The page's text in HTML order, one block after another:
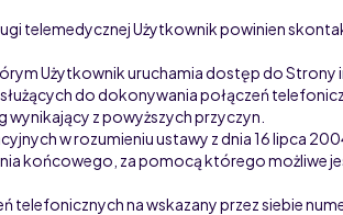
telemedycznej Użytkownik powinien
Użytkownik uruchamia dostęp do
do dokonywania połączeń
wynikający z powyższych przyczyn.
w rozumieniu ustawy z dnia 16 lipca
końcowego, za pomocą którego możliwe
na wskazany przez siebie